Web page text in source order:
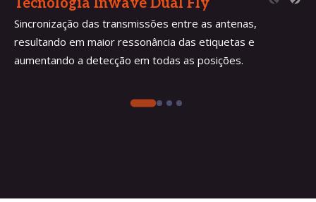
Tecnologia Inwave Dual Fly
Sincronização das transmissões entre as antenas,
resultando em maior ressonância das etiquetas e
aumentando a detecção em todas as posições.